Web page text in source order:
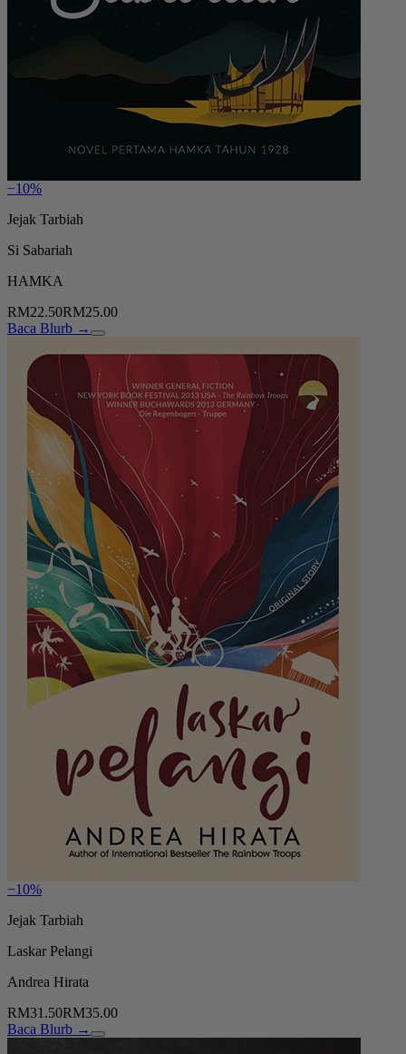
−10%
Jejak Tarbiah
Si Sabariah
HAMKA
RM22.50RM25.00
Baca Blurb →
−10%
Jejak Tarbiah
Laskar Pelangi
Andrea Hirata
RM31.50RM35.00
Baca Blurb →